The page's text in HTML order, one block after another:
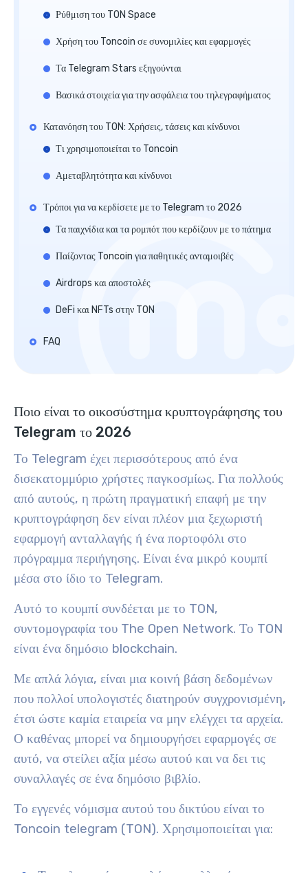
Ρύθμιση του TON Space
Χρήση του Toncoin σε συνομιλίες και εφαρμογές
Τα Telegram Stars εξηγούνται
Βασικά στοιχεία για την ασφάλεια του τηλεγραφήματος
Κατανόηση του TON: Χρήσεις, τάσεις και κίνδυνοι
Τι χρησιμοποιείται το Toncoin
Αμεταβλητότητα και κίνδυνοι
Τρόποι για να κερδίσετε με το Telegram το 2026
Τα παιχνίδια και τα ρομπότ που κερδίζουν με το πάτημα
Παίζοντας Toncoin για παθητικές ανταμοιβές
Airdrops και αποστολές
DeFi και NFTs στην TON
FAQ
Ποιο είναι το οικοσύστημα κρυπτογράφησης του
Telegram το 2026
Το Telegram έχει περισσότερους από ένα
δισεκατομμύριο χρήστες παγκοσμίως. Για πολλούς
από αυτούς, η πρώτη πραγματική επαφή με την
κρυπτογράφηση δεν είναι πλέον μια ξεχωριστή
εφαρμογή ανταλλαγής ή ένα πορτοφόλι στο
πρόγραμμα περιήγησης. Είναι ένα μικρό κουμπί
μέσα στο ίδιο το Telegram.
Αυτό το κουμπί συνδέεται με το TON,
συντομογραφία του The Open Network. Το TON
είναι ένα δημόσιο blockchain.
Με απλά λόγια, είναι μια κοινή βάση δεδομένων
που πολλοί υπολογιστές διατηρούν συγχρονισμένη,
έτσι ώστε καμία εταιρεία να μην ελέγχει τα αρχεία.
Ο καθένας μπορεί να δημιουργήσει εφαρμογές σε
αυτό, να στείλει αξία μέσω αυτού και να δει τις
συναλλαγές σε ένα δημόσιο βιβλίο.
Το εγγενές νόμισμα αυτού του δικτύου είναι το
Toncoin telegram (TON). Χρησιμοποιείται για: